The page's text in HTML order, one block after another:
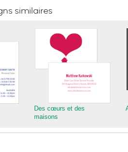
similaires
Des cœurs et des
maisons